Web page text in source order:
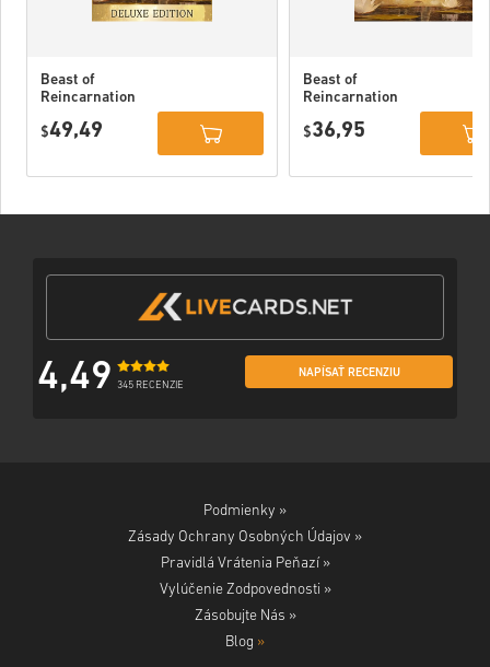
Beast of
Reincarnation
PC (STEAM)
$49,49
Beast of
Reincarnation
$36,95
4,49 345 RECENZIE
NAPÍSAŤ RECENZIU
Podmienky »
Zásady Ochrany Osobných Údajov »
Pravidlá Vrátenia Peňazí »
Vylúčenie Zodpovednosti »
Zásobujte Nás »
Blog »